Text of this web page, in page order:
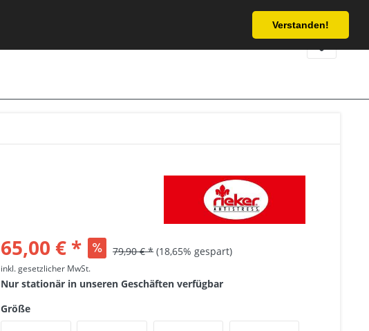
Verstanden!
Service/Hilfe
65,00 € * 79,90 € * (18,65% gespart)
inkl. gesetzlicher MwSt.
Nur stationär in unseren Geschäften verfügbar
Größe